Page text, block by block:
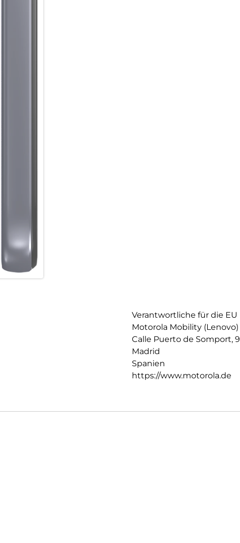
Verantwortliche für die EU
Motorola Mobility (Lenovo)
Calle Puerto de Somport, 9
Madrid
Spanien
https://www.motorola.de